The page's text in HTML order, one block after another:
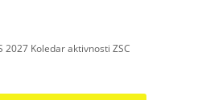
2027 Koledar aktivnosti ZSC